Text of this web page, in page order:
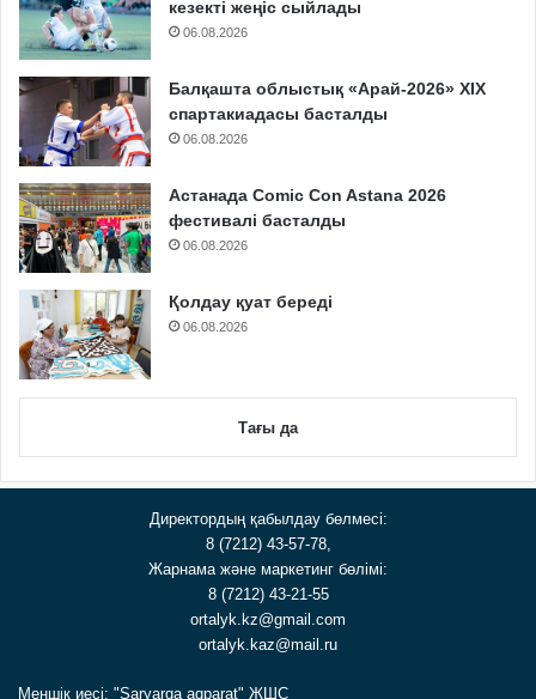
кезекті жеңіс сыйлады
06.08.2026
Балқашта облыстық «Арай-2026» XIX
спартакиадасы басталды
06.08.2026
Астанада Comic Con Astana 2026
фестивалі басталды
06.08.2026
Қолдау қуат береді
06.08.2026
Тағы да
Директордың қабылдау бөлмесі:
8 (7212) 43-57-78,
Жарнама және маркетинг бөлімі:
8 (7212) 43-21-55
ortalyk.kz@gmail.com
ortalyk.kaz@mail.ru
Меншік иесі: "Saryarqa aqparat" ЖШС